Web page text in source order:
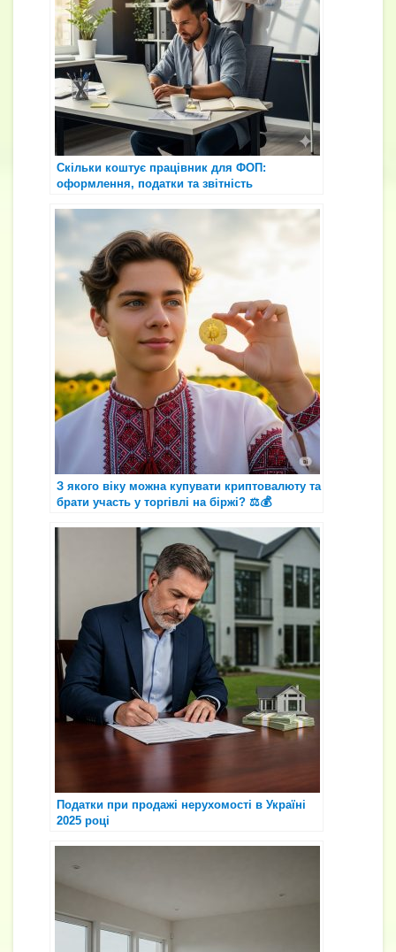
Скільки коштує працівник для ФОП:
оформлення, податки та звітність
З якого віку можна купувати криптовалюту та
брати участь у торгівлі на біржі? ⚖️💰
Податки при продажі нерухомості в Україні
2025 році